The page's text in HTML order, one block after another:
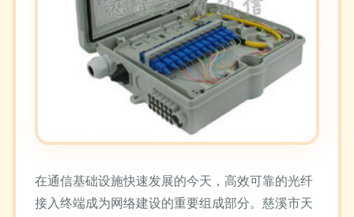
在通信基础设施快速发展的今天，高效可靠的光纤
接入终端成为网络建设的重要组成部分。慈溪市天